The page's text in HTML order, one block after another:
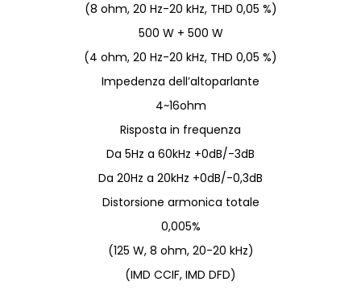
(8 ohm, 20 Hz-20 kHz, THD 0,05 %)
500 W + 500 W
(4 ohm, 20 Hz-20 kHz, THD 0,05 %)
Impedenza dell’altoparlante
4~16ohm
Risposta in frequenza
Da 5Hz a 60kHz +0dB/-3dB
Da 20Hz a 20kHz +0dB/-0,3dB
Distorsione armonica totale
0,005%
(125 W, 8 ohm, 20-20 kHz)
(IMD CCIF, IMD DFD)